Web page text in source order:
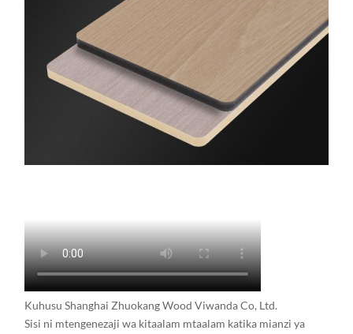
Kuhusu Shanghai Zhuokang Wood Viwanda Co, Ltd.
Sisi ni mtengenezaji wa kitaalam mtaalam katika mianzi ya